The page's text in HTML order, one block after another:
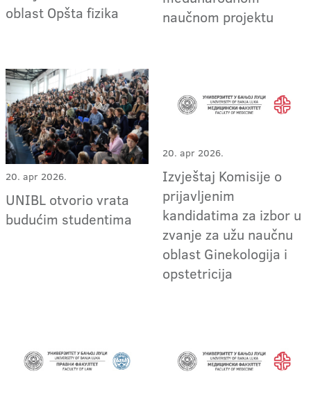
oblast Opšta fizika
naučnom projektu
20. apr 2026.
UNIBL otvorio vrata
budućim studentima
20. apr 2026.
Izvještaj Komisije o
prijavljenim
kandidatima za izbor u
zvanje za užu naučnu
oblast Ginekologija i
opstetricija